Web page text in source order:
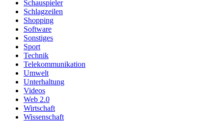
Schauspieler
Schlagzeilen
Shopping
Software
Sonstiges
Sport
Technik
Telekommunikation
Umwelt
Unterhaltung
Videos
Web 2.0
Wirtschaft
Wissenschaft